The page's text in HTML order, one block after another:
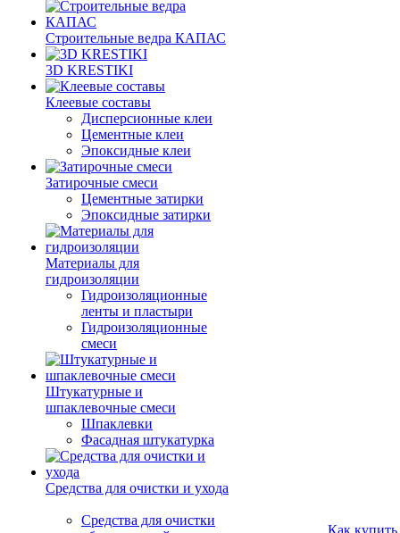
Строительные ведра КАПАС
3D KRESTIKI
Клеевые составы
Дисперсионные клеи
Цементные клеи
Эпоксидные клеи
Затирочные смеси
Цементные затирки
Эпоксидные затирки
Материалы для
гидроизоляции
Гидроизоляционные
ленты и пластыри
Гидроизоляционные
смеси
Штукатурные и
шпаклевочные смеси
Шпаклевки
Фасадная штукатурка
Средства для очистки и ухода
Средства для очистки
Как купить